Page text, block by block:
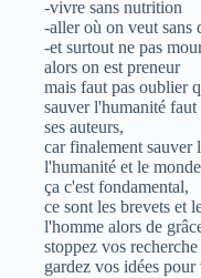
-vivre sans nutrition
-aller où on veut sans
-et surtout ne pas
alors on est preneur
mais faut pas oublier
sauver l'humanité
ses auteurs,
car finalement sauver
l'humanité et le
ça c'est fondamental,
ce sont les brevets et
l'homme alors de
stoppez vos recherche
gardez vos idées pour